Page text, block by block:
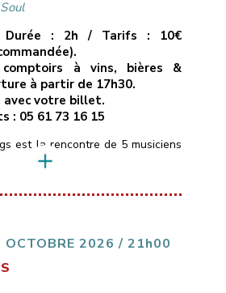
Soul
Durée : 2h / Tarifs : 10€
à vins, bières &
à partir de 17h30.
avec votre billet.
: 05 61 73 16 15
est la rencontre de 5 musiciens
qui soignent leur identité
Blues, Soul, Rhythm & Blues
OCTOBRE 2026 / 21h00